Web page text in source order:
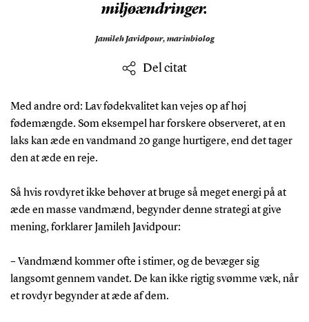
miljøændringer.
Jamileh Javidpour, marinbiolog
Del citat
Med andre ord: Lav fødekvalitet kan vejes op af høj
fødemængde. Som eksempel har forskere observeret, at en
laks kan æde en vandmand 20 gange hurtigere, end det tager
den at æde en reje.
Så hvis rovdyret ikke behøver at bruge så meget energi på at
æde en masse vandmænd, begynder denne strategi at give
mening, forklarer Jamileh Javidpour:
– Vandmænd kommer ofte i stimer, og de bevæger sig
langsomt gennem vandet. De kan ikke rigtig svømme væk, når
et rovdyr begynder at æde af dem.